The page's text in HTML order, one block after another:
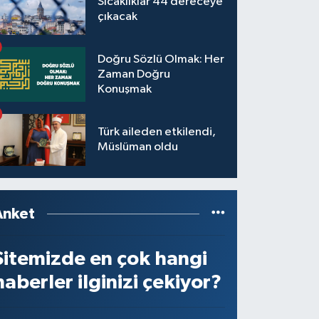
çıkacak
Doğru Sözlü Olmak: Her
Zaman Doğru
Konuşmak
Türk aileden etkilendi,
Müslüman oldu
en çok hangi
ilginizi çekiyor?